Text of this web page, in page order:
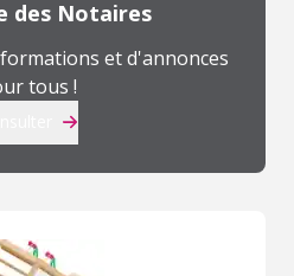
des Notaires
et d'annonces
tous !